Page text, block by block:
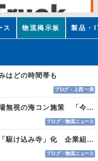
ス 物流掲示板 製品・
はどの時間帯も
ブログ・上西 一美
違う違うそれじゃない 現場無視の海コン施策 「今でも平均２～３時間は待つ」
ブログ・物流ニュース
白ナンバートラック規制で「駆け込み寺」化 企業組合が入会基準を見直しへ
ブログ・物流ニュース